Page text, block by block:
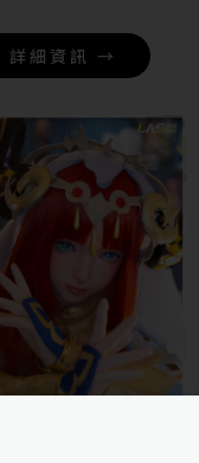
詳細資訊 →